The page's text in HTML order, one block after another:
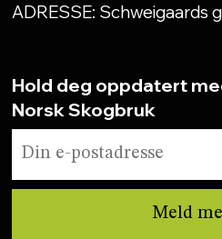
ADRESSE: Schweigaards
Hold deg oppdatert
Norsk Skogbruk